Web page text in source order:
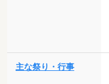
主な祭り・行事